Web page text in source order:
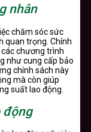
nhân
chăm sóc sức
quan trọng. Chính
chương trình
như cung cấp bảo
chính sách này
mà còn giúp
suất lao động.
động